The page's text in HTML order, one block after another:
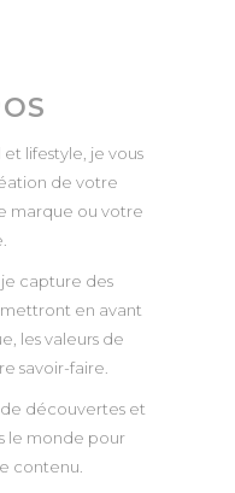
lifestyle, je vous
de votre
marque ou votre
je capture des
en avant
les valeurs de
savoir-faire.
de découvertes et
le monde pour
contenu.